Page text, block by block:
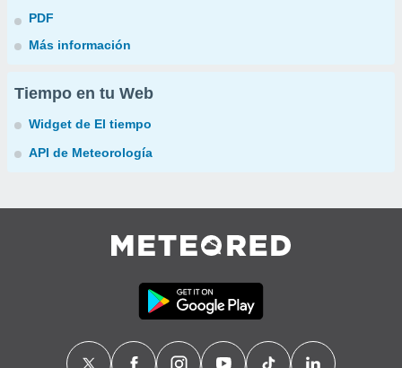
PDF
Más información
Tiempo en tu Web
Widget de El tiempo
API de Meteorología